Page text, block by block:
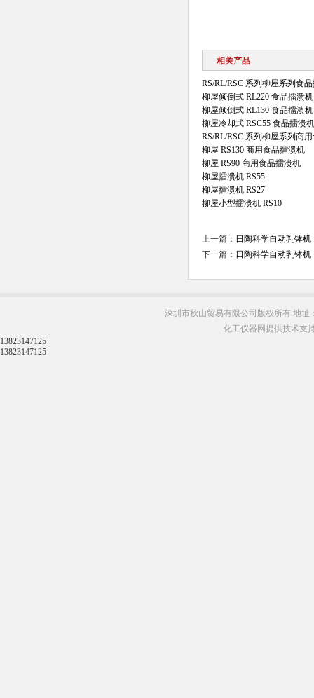
相关产品
RS/RL/RSC 系列柳屋系列食
柳屋倾倒式 RL220 食品擂溃机
柳屋倾倒式 RL130 食品擂溃机
柳屋冷却式 RSC55 食品擂溃机
RS/RL/RSC 系列柳屋系列商
柳屋 RS130 商用食品擂溃机
柳屋 RS90 商用食品擂溃机
柳屋擂溃机 RS55
柳屋擂溃机 RS27
柳屋小型擂溃机 RS10
上一篇： 日陶科学自动乳钵
下一篇： 日陶科学自动乳钵
深圳市秋山贸易有限公司版权所有 地址
化工仪器网提供技术支
13823147125
13823147125